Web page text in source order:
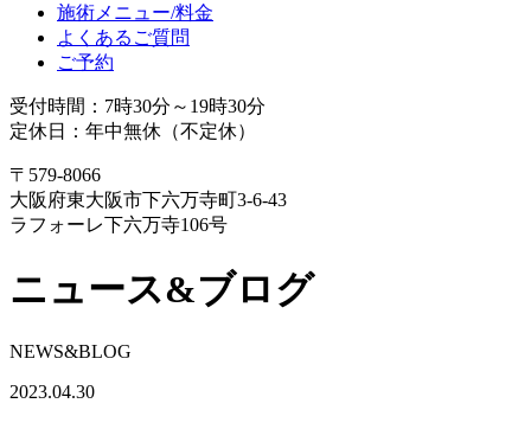
施術メニュー/料金
よくあるご質問
ご予約
受付時間：7時30分～19時30分
定休日：年中無休（不定休）
〒579-8066
大阪府東大阪市下六万寺町3-6-43
ラフォーレ下六万寺106号
ニュース&ブログ
NEWS&BLOG
2023.04.30